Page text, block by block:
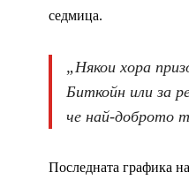
седмица.
„Някои хора
Биткойн или за
че най-доброто
Последната графика